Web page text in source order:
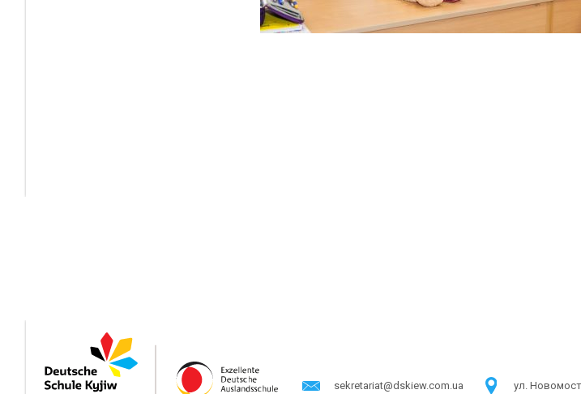
sekretariat@dskiew.com.ua ул.